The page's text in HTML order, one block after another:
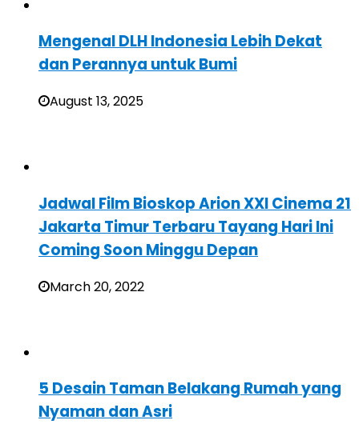
Mengenal DLH Indonesia Lebih Dekat
dan Perannya untuk Bumi
August 13, 2025
Jadwal Film Bioskop Arion XXI Cinema 21
Jakarta Timur Terbaru Tayang Hari Ini
Coming Soon Minggu Depan
March 20, 2022
5 Desain Taman Belakang Rumah yang
Nyaman dan Asri